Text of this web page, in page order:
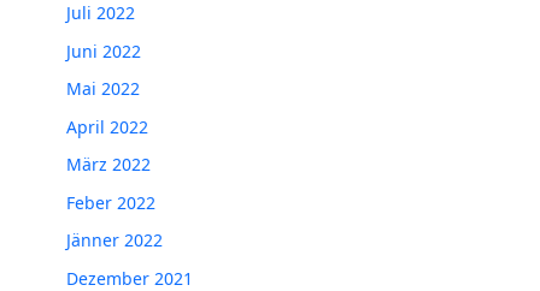
Juli 2022
Juni 2022
Mai 2022
April 2022
März 2022
Feber 2022
Jänner 2022
Dezember 2021